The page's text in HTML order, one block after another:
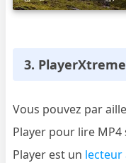
3.
Vous pouvez par
Player pour lire
Player est un lecteur